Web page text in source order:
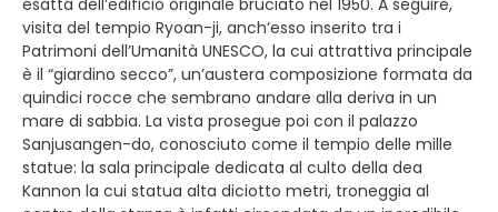
esatta dell’edificio originale bruciato nel 1950. A seguire,
visita del tempio Ryoan-ji, anch’esso inserito tra i
Patrimoni dell’Umanità UNESCO, la cui attrattiva principale
è il “giardino secco”, un’austera composizione formata da
quindici rocce che sembrano andare alla deriva in un
mare di sabbia. La vista prosegue poi con il palazzo
Sanjusangen-do, conosciuto come il tempio delle mille
statue: la sala principale dedicata al culto della dea
Kannon la cui statua alta diciotto metri, troneggia al